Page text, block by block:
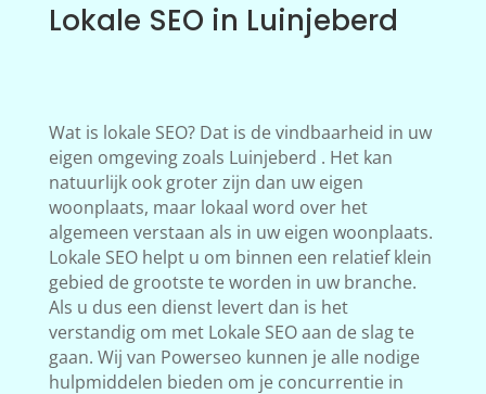
Lokale SEO in Luinjeberd
Wat is lokale SEO? Dat is de vindbaarheid in uw
eigen omgeving zoals Luinjeberd . Het kan
natuurlijk ook groter zijn dan uw eigen
woonplaats, maar lokaal word over het
algemeen verstaan als in uw eigen woonplaats.
Lokale SEO helpt u om binnen een relatief klein
gebied de grootste te worden in uw branche.
Als u dus een dienst levert dan is het
verstandig om met Lokale SEO aan de slag te
gaan. Wij van Powerseo kunnen je alle nodige
hulpmiddelen bieden om je concurrentie in